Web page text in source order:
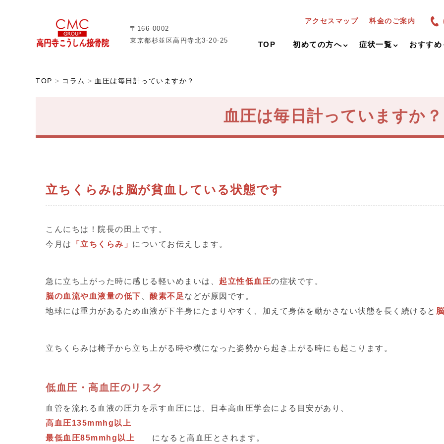
〒166-0002
東京都杉並区高円寺北3-20-25
アクセスマップ 料金のご案内
TOP 初めての方へ 症状一覧 おすすめ
TOP コラム 血圧は毎日計っていますか？
血圧は毎日計っていますか？
立ちくらみは脳が貧血している状態です
こんにちは！院長の田上です。
今月は
「立ちくらみ」 についてお伝えします。
急に立ち上がった時に感じる軽いめまいは、 起立性低血圧の症状です。
脳の血流や血液量の低下
酸素不足 などが原因です。
地球には重力があるため血液が下半身にたまりやすく、加えて身体を動かさない状態を長く続けると
立ちくらみは椅子から立ち上がる時や横になった姿勢から起き上がる時にも起こります。
低血圧・高血圧のリスク
血管を流れる血液の圧力を示す血圧には、日本高血圧学会による目安があり、
高血圧135mmhg以上
最低血圧85mmhg以上
になると高血圧とされます。